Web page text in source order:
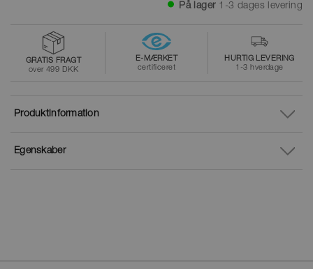
På lager 1-3 dages levering
GRATIS FRAGT
over 499 DKK
E-MÆRKET
certificeret
HURTIG LEVERING
1-3 hverdage
Egenskaber
Produktinformation